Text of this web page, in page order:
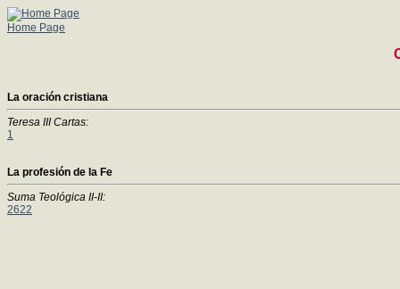
Home Page
La oración cristiana
Teresa III Cartas:
1
La profesión de la Fe
Suma Teológica II-II:
2622